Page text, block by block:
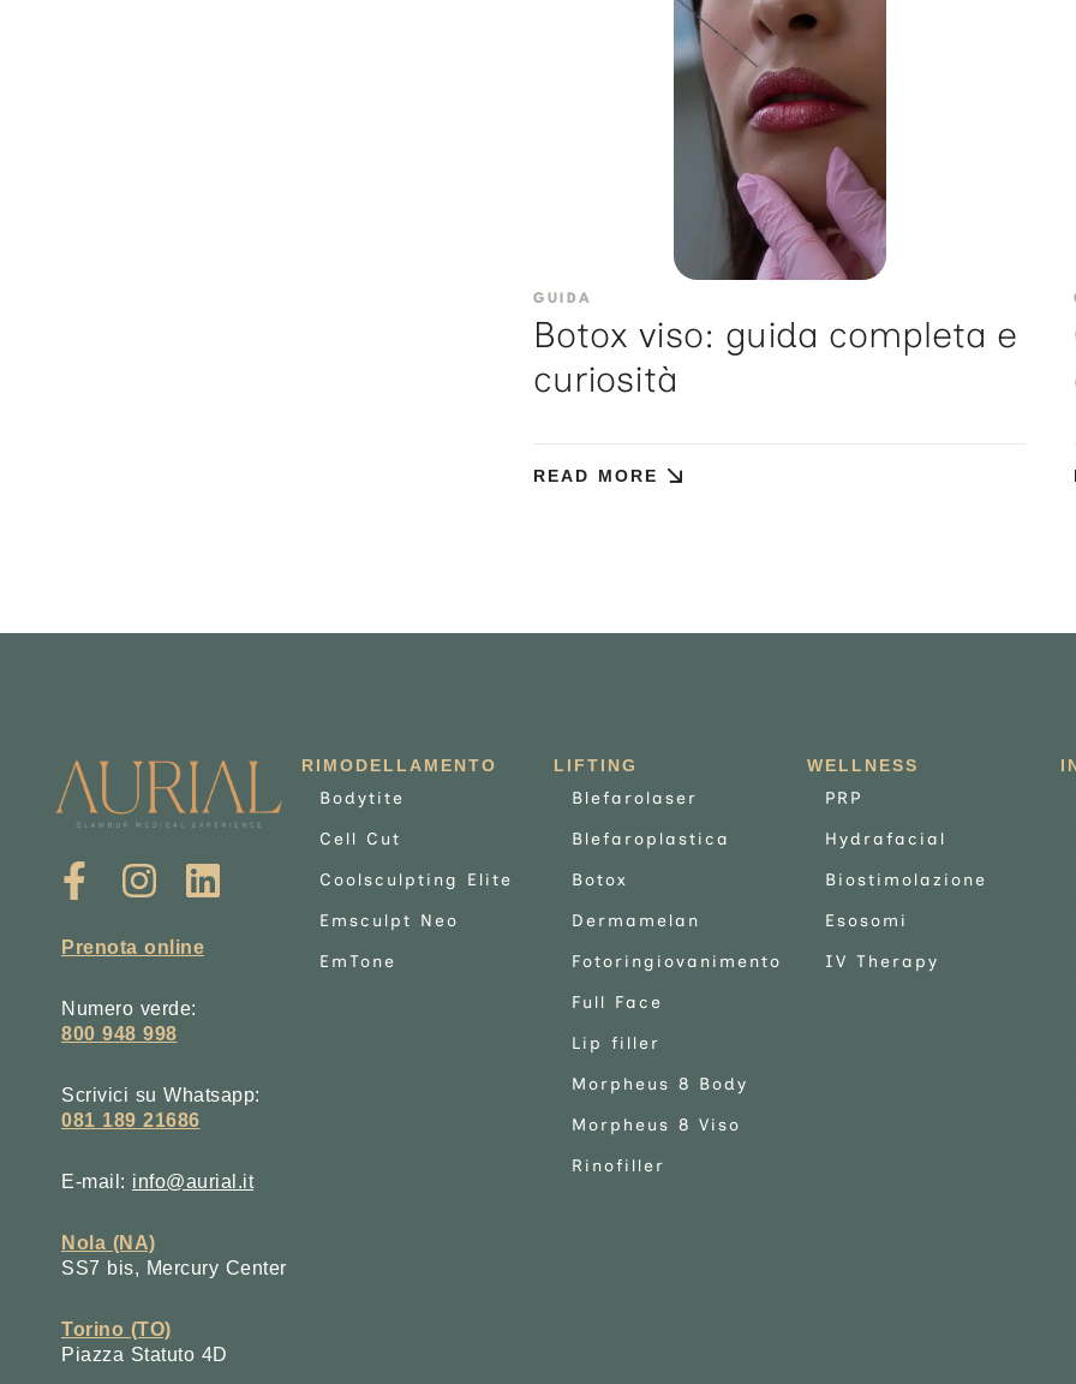
GUIDA
Botox viso: guida completa e
curiosità
READ MORE
Prenota online
Numero verde:
800 948 998
Scrivici su Whatsapp:
081 189 21686
E-mail: info@aurial.it
Nola (NA)
SS7 bis, Mercury Center
Torino (TO)
Piazza Statuto 4D
RIMODELLAMENTO
Bodytite
Cell Cut
Coolsculpting Elite
Emsculpt Neo
EmTone
LIFTING
Blefarolaser
Blefaroplastica
Botox
Dermamelan
Fotoringiovanimento
Full Face
Lip filler
Morpheus 8 Body
Morpheus 8 Viso
Rinofiller
WELLNESS
PRP
Hydrafacial
Biostimolazione
Esosomi
IV Therapy